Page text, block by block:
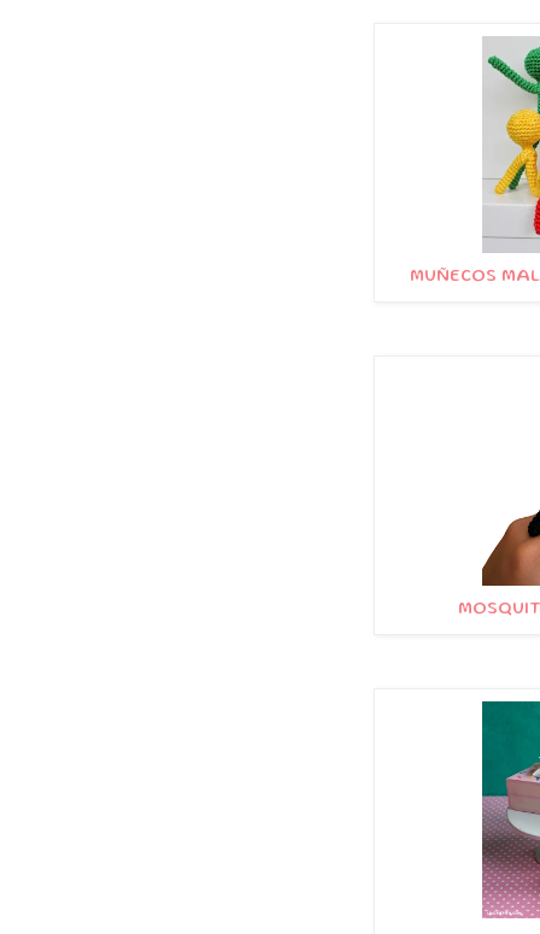
MUÑECOS